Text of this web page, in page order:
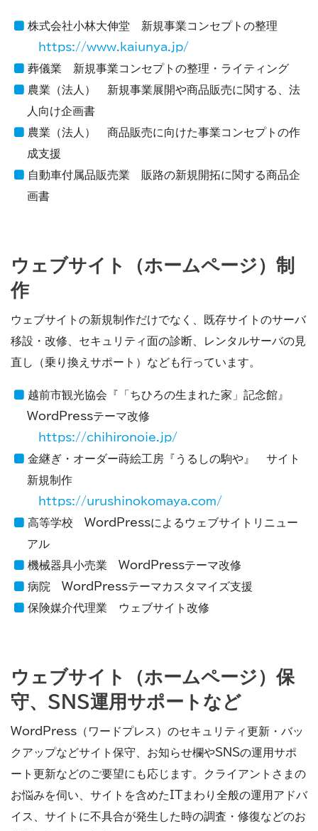
株式会社小林大伸堂 新規事業コンセプトの整理
https://www.kaiunya.jp/
葬儀業 新規事業コンセプトの整理・ライティング
農業（法人） 新規事業展開や商品販売に関する、法
人向け企画書
農業（法人） 商品販売に向けた事業コンセプトの作
成支援
自動車付属品販売業 販路の新規開拓に関する商品企
画書
ウェブサイト（ホームページ）制
作
ウェブサイトの新規制作だけでなく、既存サイトのサーバ
移設・改修、セキュリティ面の診断、レンタルサーバの見
直し（乗り換えサポート）なども行っています。
越前市観光協会『「ちひろの生まれた家」記念館』
WordPressテーマ改修
https://chihironoie.jp/
金継ぎ・オーダー蒔絵工房『うるしの駒や』 サイト
新規制作
https://urushinokomaya.com/
高等学校 WordPressによるウェブサイトリニュー
アル
機械器具小売業 WordPressテーマ改修
病院 WordPressテーマカスタマイズ支援
保険媒介代理業 ウェブサイト改修
ウェブサイト（ホームページ）保
守、SNS運用サポートなど
WordPress（ワードプレス）のセキュリティ更新・バッ
クアップなどサイト保守、お知らせ欄やSNSの運用サポ
ート更新などのご要望にも応じます。クライアントさまの
お悩みを伺い、サイトを含めたITまわり全般の運用アドバ
イス、サイトに不具合が発生した時の調査・修復などのお